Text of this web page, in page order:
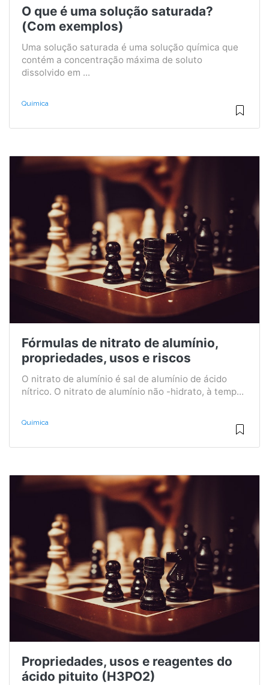
O que é uma solução saturada?
(Com exemplos)
Uma solução saturada é uma solução química que
contém a concentração máxima de soluto
dissolvido em ...
Química
Fórmulas de nitrato de alumínio,
propriedades, usos e riscos
O nitrato de alumínio é sal de alumínio de ácido
nítrico. O nitrato de alumínio não -hidrato, à temp...
Química
Propriedades, usos e reagentes do
ácido pituito (H3PO2)